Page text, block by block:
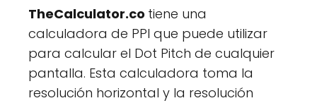
TheCalculator.co tiene una
calculadora de PPI que puede utilizar
para calcular el Dot Pitch de cualquier
pantalla. Esta calculadora toma la
resolución horizontal y la resolución